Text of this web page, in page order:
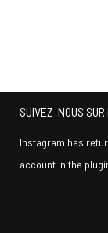
SUIVEZ-NOUS SUR
Instagram has
account in the